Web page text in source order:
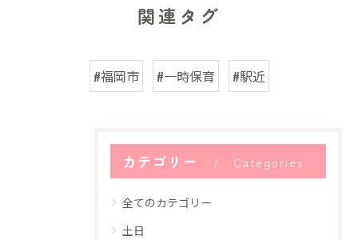
関連タグ
#福岡市 #一時保育 #駅近
カテゴリー Categories
全てのカテゴリー
土日